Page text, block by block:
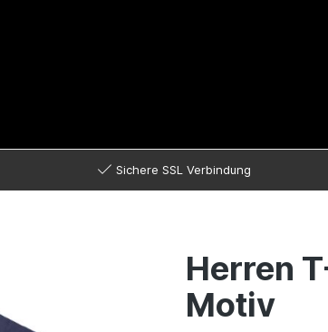
Sichere SSL Verbindung
Herren
Motiv